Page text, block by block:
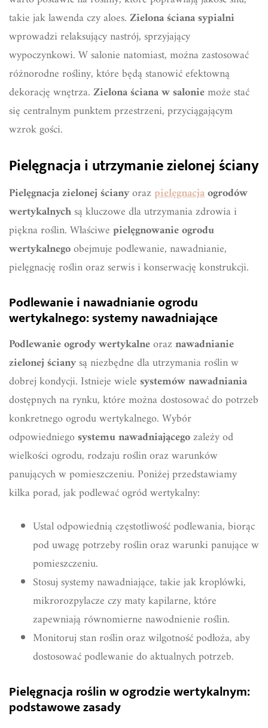
takie jak lawenda czy aloes.Zielona ściana sypialni
wprowadzi relaksujący nastrój, sprzyjający
wypoczynkowi. W salonie natomiast, można zastosować
różnorodne rośliny, które będą stanowić efektowną
dekorację wnętrza.Zielona ściana w saloniemoże stać
się centralnym punktem przestrzeni, przyciągającym
wzrok gości.
Pielęgnacja i utrzymanie zielonej ściany
Pielęgnacja zielonej ścianyorazpielęgnacjaogrodów
wertykalnychsą kluczowe dla utrzymania zdrowia i
piękna roślin. Właściwepielęgnowanie ogrodu
wertykalnegoobejmuje podlewanie, nawadnianie,
pielęgnację roślin oraz serwis i konserwację konstrukcji.
Podlewanie i nawadnianie ogrodu
wertykalnego: systemy nawadniające
Podlewanie ogrody wertykalneoraznawadnianie
zielonej ścianysą niezbędne dla utrzymania roślin w
dobrej kondycji. Istnieje wielesystemów nawadniania
dostępnych na rynku, które można dostosować do potrzeb
konkretnego ogrodu wertykalnego. Wybór
odpowiedniegosystemu nawadniającegozależy od
wielkości ogrodu, rodzaju roślin oraz warunków
panujących w pomieszczeniu. Poniżej przedstawiamy
kilka porad, jak podlewać ogród wertykalny:
Ustal odpowiednią częstotliwość podlewania, biorąc
pod uwagę potrzeby roślin oraz warunki panujące w
pomieszczeniu.
Stosuj systemy nawadniające, takie jak kroplówki,
mikrorozpylacze czy maty kapilarne, które
zapewniają równomierne nawodnienie roślin.
Monitoruj stan roślin oraz wilgotność podłoża, aby
dostosować podlewanie do aktualnych potrzeb.
Pielęgnacja roślin w ogrodzie wertykalnym:
podstawowe zasady